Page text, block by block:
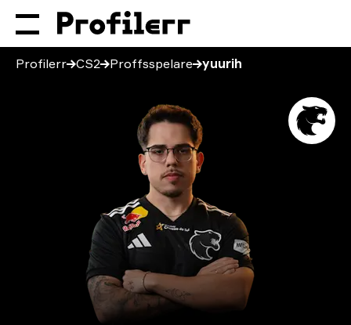
Profilerr CS2 Proffsspelare yuurih